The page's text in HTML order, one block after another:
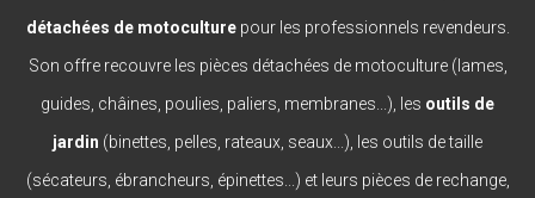
détachées de motoculturepour les professionnels revendeurs.
Son offre recouvre les pièces détachées de motoculture (lames,
guides, châines, poulies, paliers, membranes...), les outils de
jardin (binettes, pelles, rateaux, seaux...), les outils de taille
(sécateurs, ébrancheurs, épinettes...) et leurs pièces de rechange,